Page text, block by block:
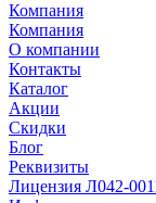
Компания
Компания
О компании
Контакты
Каталог
Акции
Скидки
Блог
Реквизиты
Лицензия Л042-